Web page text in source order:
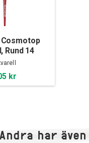
Cosmotop
Rund 14
kr
Andra har